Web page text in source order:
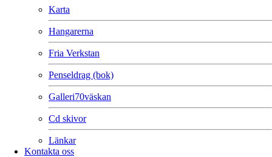
Karta
Hangarerna
Fria Verkstan
Penseldrag (bok)
Galleri70väskan
Cd skivor
Länkar
Kontakta oss